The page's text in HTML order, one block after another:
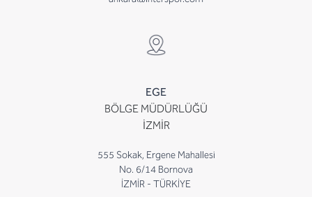
EGE
BÖLGE MÜDÜRLÜĞÜ
İZMİR
555 Sokak, Ergene Mahallesi
No. 6/14 Bornova
İZMİR - TÜRKİYE